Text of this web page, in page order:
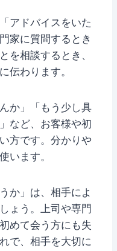
アドバイスをいた
家に質問するとき
を相談するとき、
伝わります。
か」「もう少し具
など、お客様や初
方です。分かりや
います。
か」は、相手によ
ょう。上司や専門
めて会う方にも失
で、相手を大切に